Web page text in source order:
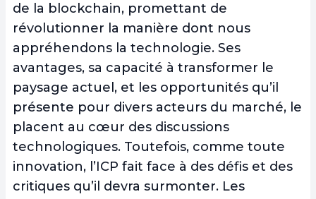
de la blockchain, promettant de
révolutionner la manière dont nous
appréhendons la technologie. Ses
avantages, sa capacité à transformer le
paysage actuel, et les opportunités qu’il
présente pour divers acteurs du marché, le
placent au cœur des discussions
technologiques. Toutefois, comme toute
innovation, l’ICP fait face à des défis et des
critiques qu’il devra surmonter. Les